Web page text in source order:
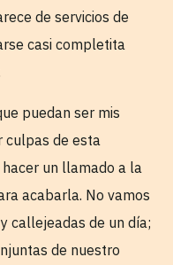
de servicios de
casi completita
puedan ser mis
culpas de esta
un llamado a la
acabarla. No vamos
callejeadas de un día;
de nuestro